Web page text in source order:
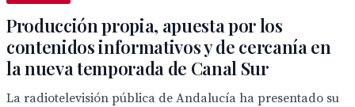
Producción propia, apuesta por los
contenidos informativos y de cercanía en
la nueva temporada de Canal Sur
La radiotelevisión pública de Andalucía ha presentado su